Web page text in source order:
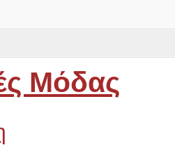
Μόδας